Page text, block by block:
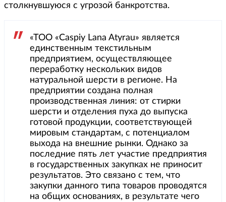
столкнувшуюся с угрозой банкротства.
«ТОО «Caspiy Lana Atyrau» является
единственным текстильным
предприятием, осуществляющее
переработку нескольких видов
натуральной шерсти в регионе. На
предприятии создана полная
производственная линия: от стирки
шерсти и отделения пуха до выпуска
готовой продукции, соответствующей
мировым стандартам, с потенциалом
выхода на внешние рынки. Однако за
последние пять лет участие предприятия
в государственных закупках не приносит
результатов. Это связано с тем, что
закупки данного типа товаров проводятся
на общих основаниях, в результате чего